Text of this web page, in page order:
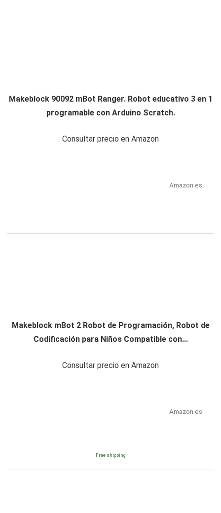
Makeblock 90092 mBot Ranger. Robot educativo 3 en 1
programable con Arduino Scratch.
Consultar precio en Amazon
Amazon.es
Makeblock mBot 2 Robot de Programación, Robot de
Codificación para Niños Compatible con...
Consultar precio en Amazon
Amazon.es
Free shipping